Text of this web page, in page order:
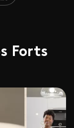
Forts